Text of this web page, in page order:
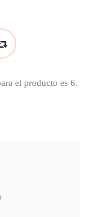
el producto es 6.